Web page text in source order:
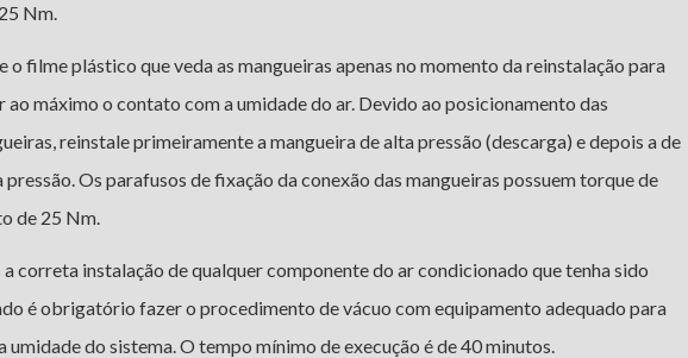
Nm.
o filme plástico que veda as mangueiras apenas no momento da reinstalação para
ao máximo o contato com a umidade do ar. Devido ao posicionamento das
reinstale primeiramente a mangueira de alta pressão (descarga) e depois a de
pressão. Os parafusos de fixação da conexão das mangueiras possuem torque de
de 25 Nm.
correta instalação de qualquer componente do ar condicionado que tenha sido
é obrigatório fazer o procedimento de vácuo com equipamento adequado para
umidade do sistema. O tempo mínimo de execução é de 40 minutos.